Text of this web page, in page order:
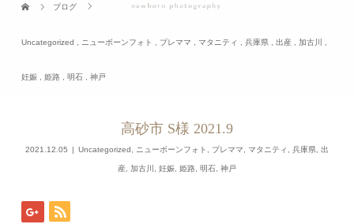
ブログ
Uncategorized ニューボーンフォト プレママ ,マタニティ ,兵庫県 ,出産 加古川
妊娠 ,姫路 ,明石 ,神戸
高砂市 S様 2021.9
2021.12.05 Uncategorized ニューボーンフォト プレママ マタニティ 兵庫県 出
産 加古川 妊娠 姫路 明石 神戸